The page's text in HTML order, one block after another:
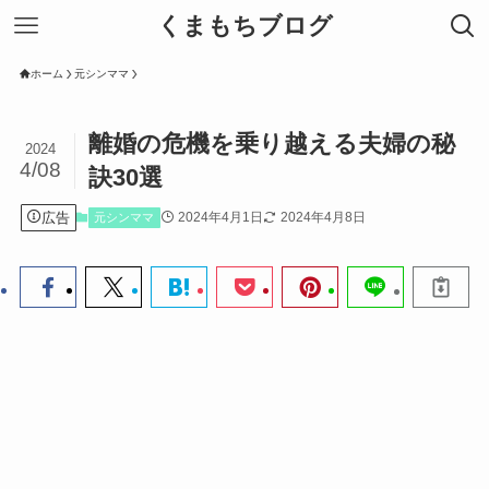
くまもちブログ
ホーム 元シンママ
離婚の危機を乗り越える夫婦の秘
訣30選
2024
4/08
広告 元シンママ 2024年4月1日 2024年4月8日